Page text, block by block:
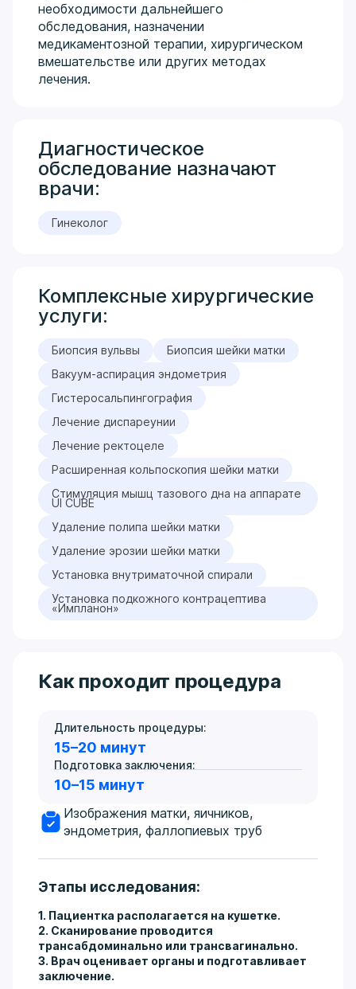
необходимости дальнейшего
обследования, назначении
медикаментозной терапии, хирургическом
вмешательстве или других методах
лечения.
Диагностическое
обследование назначают
врачи:
Гинеколог
Комплексные хирургические
услуги:
Биопсия вульвы
Биопсия шейки матки
Вакуум-аспирация эндометрия
Гистеросальпингография
Лечение диспареунии
Лечение ректоцеле
Расширенная кольпоскопия шейки матки
Стимуляция мышц тазового дна на аппарате
UI CUBE
Удаление полипа шейки матки
Удаление эрозии шейки матки
Установка внутриматочной спирали
Установка подкожного контрацептива
«Импланон»
Как проходит процедура
Длительность процедуры:
15–20 минут
Подготовка заключения:
10–15 минут
Изображения матки, яичников,
эндометрия, фаллопиевых труб
Этапы исследования:
1. Пациентка располагается на кушетке.
2. Сканирование проводится
трансабдоминально или трансвагинально.
3. Врач оценивает органы и подготавливает
заключение.